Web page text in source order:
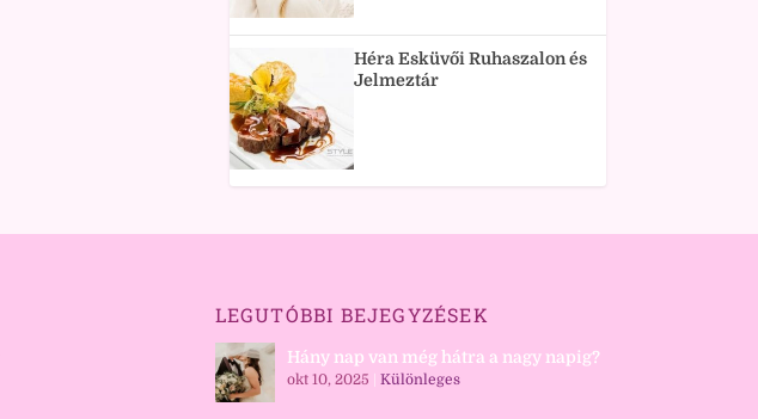
Héra Esküvői Ruhaszalon és
Jelmeztár
LEGUTÓBBI BEJEGYZÉSEK
Hány nap van még hátra a nagy napig?
okt 10, 2025 Különleges